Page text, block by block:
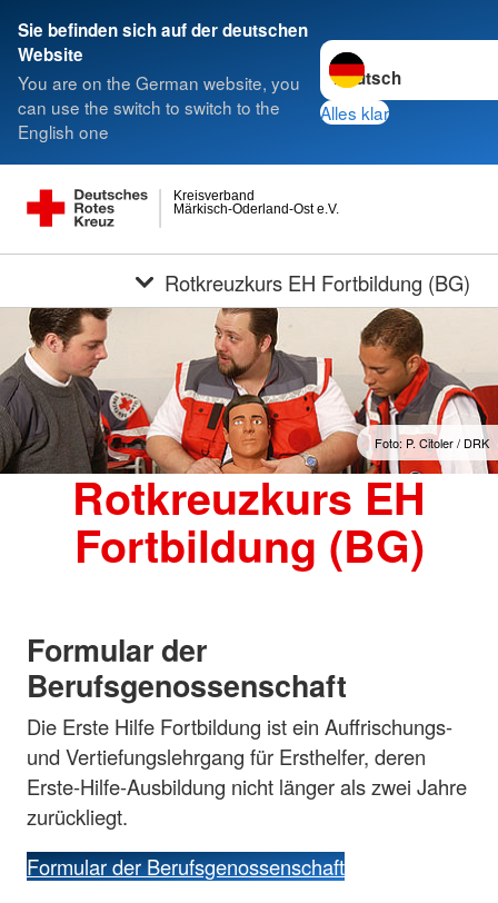
Sie befinden sich auf der deutschen
Website
You are on the German website, you
can use the switch to switch to the
English one
Sprache wechseln zu
Alles klar
Märkisch-Oderland-Ost e.V.
Kreisverband
Rotkreuzkurs EH Fortbildung (BG)
Foto: P. Citoler / DRK
Rotkreuzkurs EH
Fortbildung (BG)
Formular der
Berufsgenossenschaft
Die Erste Hilfe Fortbildung ist ein Auffrischungs-
und Vertiefungslehrgang für Ersthelfer, deren
Erste-Hilfe-Ausbildung nicht länger als zwei Jahre
zurückliegt.
Formular der Berufsgenossenschaft